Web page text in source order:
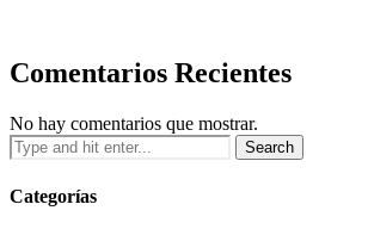
Comentarios Recientes
No hay comentarios que mostrar.
Categorías